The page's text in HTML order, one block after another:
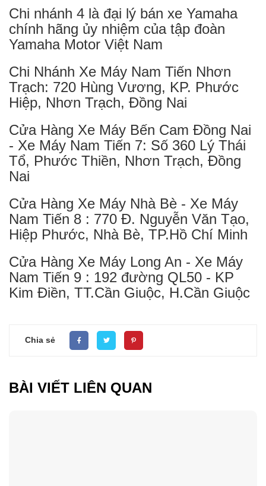
Chi nhánh 4 là đại lý bán xe Yamaha
chính hãng ủy nhiệm của tập đoàn
Yamaha Motor Việt Nam
Chi Nhánh Xe Máy Nam Tiến Nhơn
Trạch: 720 Hùng Vương, KP. Phước
Hiệp, Nhơn Trạch, Đồng Nai
Cửa Hàng Xe Máy Bến Cam Đồng Nai
- Xe Máy Nam Tiến 7: Số 360 Lý Thái
Tổ, Phước Thiền, Nhơn Trạch, Đồng
Nai
Cửa Hàng Xe Máy Nhà Bè - Xe Máy
Nam Tiến 8 : 770 Đ. Nguyễn Văn Tạo,
Hiệp Phước, Nhà Bè, TP.Hồ Chí Minh
Cửa Hàng Xe Máy Long An - Xe Máy
Nam Tiến 9 : 192 đường QL50 - KP
Kim Điền, TT.Cần Giuộc, H.Cần Giuộc
Chia sẻ
BÀI VIẾT LIÊN QUAN